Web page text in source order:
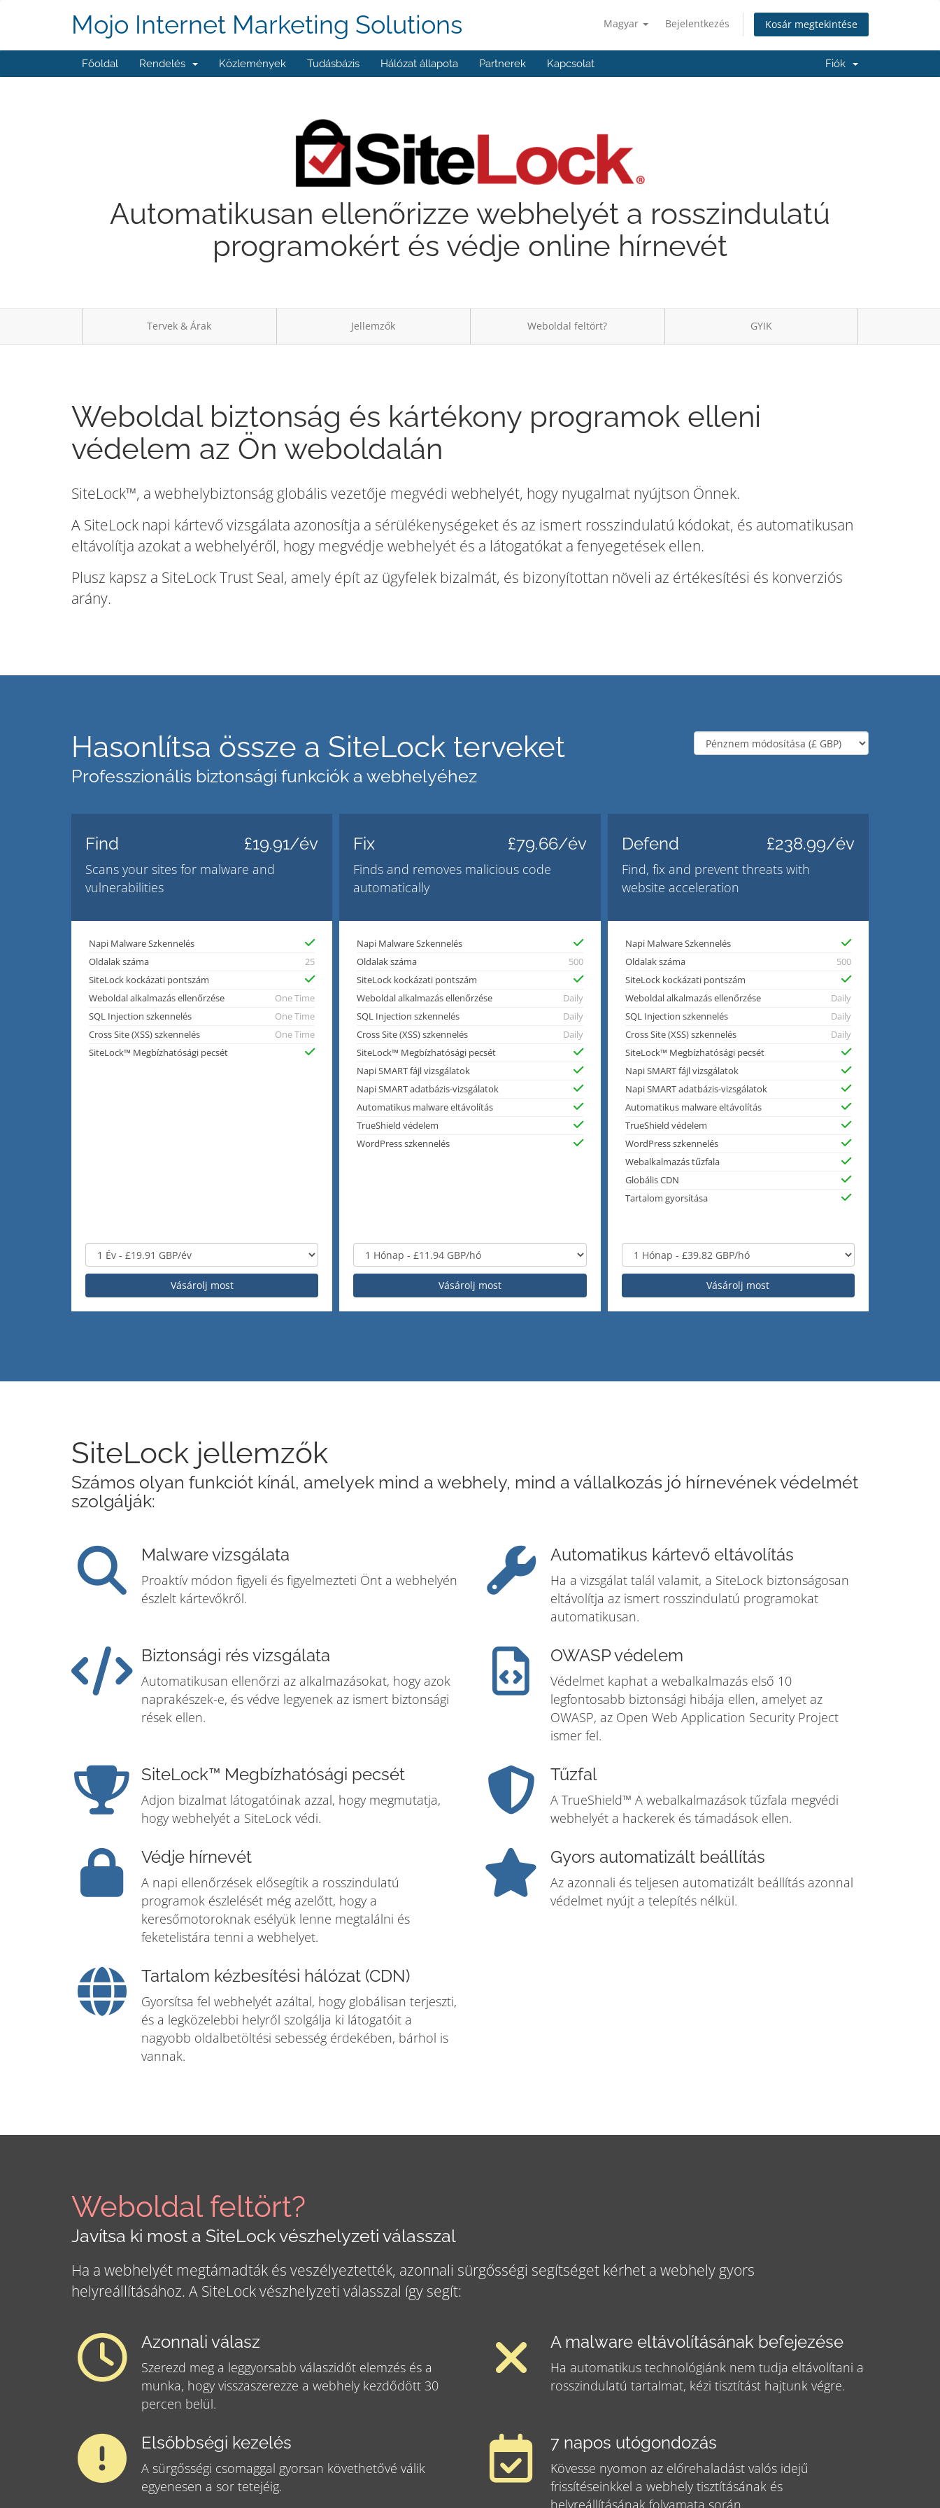
Magyar Bejelentkezés Kosár megtekintése
Mojo Internet Marketing Solutions
Főoldal Rendelés Közlemények Tudásbázis Hálózat állapota Partnerek Kapcsolat Fiók
Automatikusan ellenőrizze webhelyét a rosszindulatú
programokért és védje online hírnevét
Tervek & Árak Jellemzők Weboldal feltört? GYIK
Weboldal biztonság és kártékony programok elleni
védelem az Ön weboldalán
SiteLock™, a webhelybiztonság globális vezetője megvédi webhelyét, hogy nyugalmat nyújtson Önnek.
A SiteLock napi kártevő vizsgálata azonosítja a sérülékenységeket és az ismert rosszindulatú kódokat, és automatikusan
eltávolítja azokat a webhelyéről, hogy megvédje webhelyét és a látogatókat a fenyegetések ellen.
Plusz kapsz a SiteLock Trust Seal, amely épít az ügyfelek bizalmát, és bizonyítottan növeli az értékesítési és konverziós
arány.
Hasonlítsa össze a SiteLock terveket
Professzionális biztonsági funkciók a webhelyéhez
Find £19.91/év
Scans your sites for malware and
vulnerabilities
Napi Malware Szkennelés
Oldalak száma
25
SiteLock kockázati pontszám
Weboldal alkalmazás ellenőrzése
One Time
SQL Injection szkennelés
One Time
Cross Site (XSS) szkennelés
One Time
SiteLock™ Megbízhatósági pecsét
Vásárolj most
Fix £79.66/év
Finds and removes malicious code
automatically
Napi Malware Szkennelés
Oldalak száma
500
SiteLock kockázati pontszám
Weboldal alkalmazás ellenőrzése
Daily
SQL Injection szkennelés
Daily
Cross Site (XSS) szkennelés
Daily
SiteLock™ Megbízhatósági pecsét
Napi SMART fájl vizsgálatok
Napi SMART adatbázis-vizsgálatok
Automatikus malware eltávolítás
TrueShield védelem
WordPress szkennelés
Vásárolj most
Defend £238.99/év
Find, fix and prevent threats with
website acceleration
Napi Malware Szkennelés
Oldalak száma
500
SiteLock kockázati pontszám
Weboldal alkalmazás ellenőrzése
Daily
SQL Injection szkennelés
Daily
Cross Site (XSS) szkennelés
Daily
SiteLock™ Megbízhatósági pecsét
Napi SMART fájl vizsgálatok
Napi SMART adatbázis-vizsgálatok
Automatikus malware eltávolítás
TrueShield védelem
WordPress szkennelés
Webalkalmazás tűzfala
Globális CDN
Tartalom gyorsítása
Vásárolj most
SiteLock jellemzők
Számos olyan funkciót kínál, amelyek mind a webhely, mind a vállalkozás jó hírnevének védelmét
szolgálják:
Malware vizsgálata
Proaktív módon figyeli és figyelmezteti Önt a webhelyén
észlelt kártevőkről.
Automatikus kártevő eltávolítás
Ha a vizsgálat talál valamit, a SiteLock biztonságosan
eltávolítja az ismert rosszindulatú programokat
automatikusan.
Biztonsági rés vizsgálata
Automatikusan ellenőrzi az alkalmazásokat, hogy azok
naprakészek-e, és védve legyenek az ismert biztonsági
rések ellen.
OWASP védelem
Védelmet kaphat a webalkalmazás első 10
legfontosabb biztonsági hibája ellen, amelyet az
OWASP, az Open Web Application Security Project
ismer fel.
SiteLock™ Megbízhatósági pecsét
Adjon bizalmat látogatóinak azzal, hogy megmutatja,
hogy webhelyét a SiteLock védi.
Tűzfal
A TrueShield™ A webalkalmazások tűzfala megvédi
webhelyét a hackerek és támadások ellen.
Védje hírnevét
A napi ellenőrzések elősegítik a rosszindulatú
programok észlelését még azelőtt, hogy a
keresőmotoroknak esélyük lenne megtalálni és
feketelistára tenni a webhelyet.
Gyors automatizált beállítás
Az azonnali és teljesen automatizált beállítás azonnal
védelmet nyújt a telepítés nélkül.
Tartalom kézbesítési hálózat (CDN)
Gyorsítsa fel webhelyét azáltal, hogy globálisan terjeszti,
és a legközelebbi helyről szolgálja ki látogatóit a
nagyobb oldalbetöltési sebesség érdekében, bárhol is
vannak.
Weboldal feltört?
Javítsa ki most a SiteLock vészhelyzeti válasszal
Ha a webhelyét megtámadták és veszélyeztették, azonnali sürgősségi segítséget kérhet a webhely gyors
helyreállításához. A SiteLock vészhelyzeti válasszal így segít:
Azonnali válasz
Szerezd meg a leggyorsabb válaszidőt elemzés és a
munka, hogy visszaszerezze a webhely kezdődött 30
percen belül.
A malware eltávolításának befejezése
Ha automatikus technológiánk nem tudja eltávolítani a
rosszindulatú tartalmat, kézi tisztítást hajtunk végre.
Elsőbbségi kezelés
A sürgősségi csomaggal gyorsan követhetővé válik
egyenesen a sor tetejéig.
7 napos utógondozás
Kövesse nyomon az előrehaladást valós idejű
frissítéseinkkel a webhely tisztításának és